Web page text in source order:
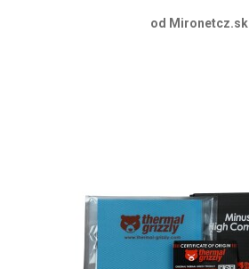
od Mironetcz.sk